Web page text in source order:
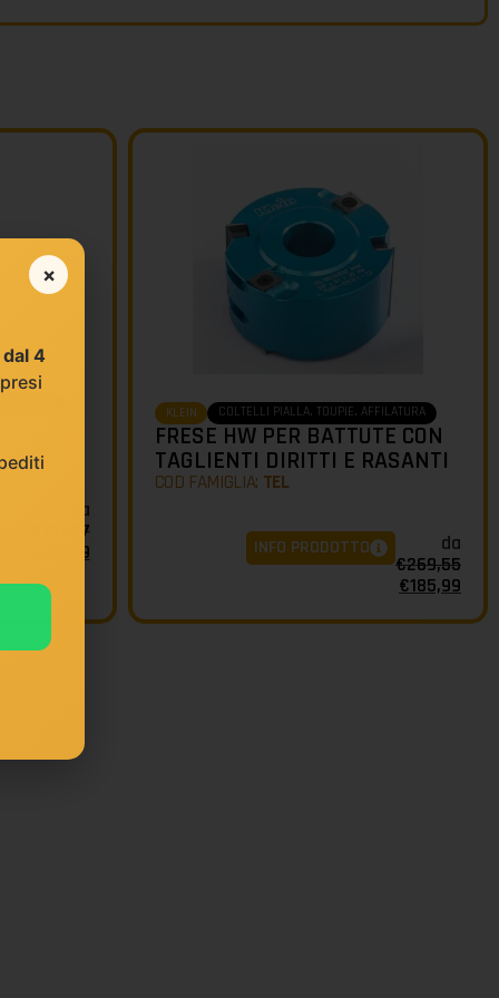
da
131,27
90,59
KLEIN COLTELLI PIALLA, TOUPIE, AFFILATURA
FRESE HW PER BATTUTE CON
TAGLIENTI DIRITTI E RASANTI
COD FAMIGLIA: TEL
da
€269,55
€185,99
INFO PRODOTTO
×
dal 4